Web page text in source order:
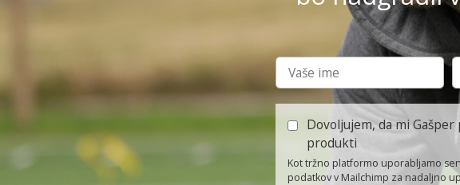
Dovoljujem, da mi
produkti
Kot tržno platformo uporabljamo
podatkov v Mailchimp za nadaljno